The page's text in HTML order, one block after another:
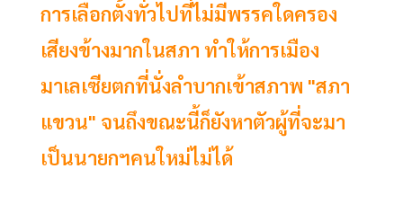
การเลือกตั้งทั่วไปที่ไม่มีพรรคใดครอง
เสียงข้างมากในสภา ทำให้การเมือง
มาเลเซียตกที่นั่งลำบากเข้าสภาพ "สภา
แขวน" จนถึงขณะนี้ก็ยังหาตัวผู้ที่จะมา
เป็นนายกฯคนใหม่ไม่ได้